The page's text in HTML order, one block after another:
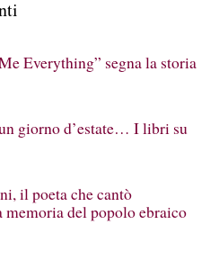
Everything” segna la storia
giorno d’estate… I libri su
il poeta che cantò
del popolo ebraico